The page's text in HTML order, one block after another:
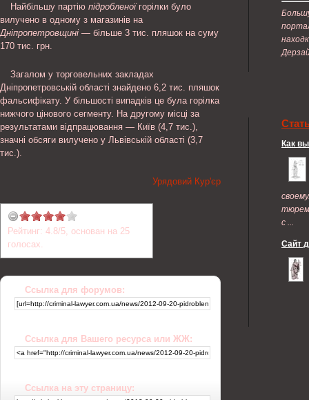
Найбільшу партію підробленоїгорілки було
вилучено в одному з магазинів на
Дніпропетровщині — більше 3 тис. пляшок на суму
170 тис. грн.
Загалом у торговельних закладах
Дніпропетровській області знайдено 6,2 тис. пляшок
фальсифікату. У більшості випадків це була горілка
нижчого цінового сегменту. На другому місці за
результатами відпрацювання — Київ (4,7 тис.),
значні обсяги вилучено у Львівській області (3,7
тис.).
Урядовий Кур'єр
Рейтинг: 4.8/5, основан на 25
голосах.
Ссылка для форумов:
Ссылка для Вашего ресурса или ЖЖ:
Ссылка на эту страницу:
Как
с ...
Сайт